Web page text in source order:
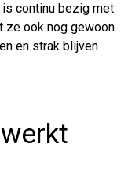
continu bezig met
ze ook nog gewoon
en strak blijven